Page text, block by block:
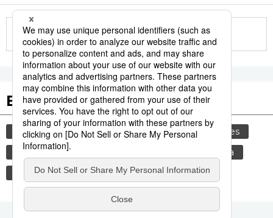
More in this series
Etiquetas destacadas
cultura gastronomía comida
modales
gastronomía japonesa
cortesía
costumbres genkan